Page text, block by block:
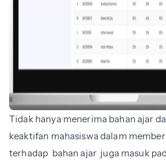
Tidak hanya menerima bahan ajar
keaktifan mahasiswa dalam
terhadap bahan ajar juga masuk